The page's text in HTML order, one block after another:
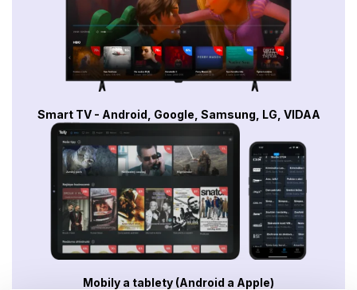
Smart TV - Android, Google, Samsung, LG, VIDAA
Mobily a tablety (Android a Apple)